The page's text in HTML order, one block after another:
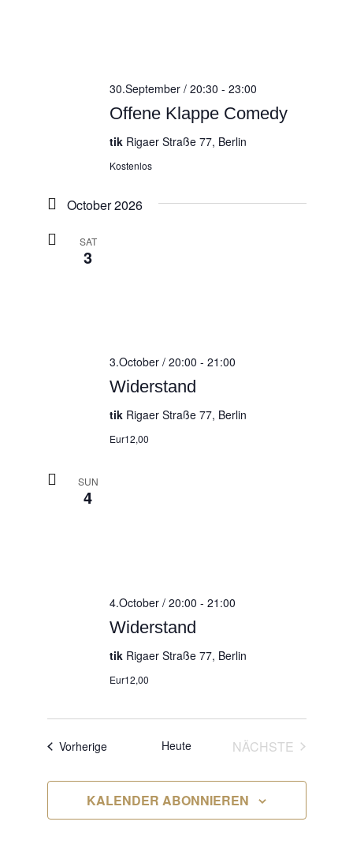
Offene Klappe Comedy
30.September / 20:30 - 23:00
tik Rigaer Straße 77, Berlin
Kostenlos
October 2026
SAT
3
Widerstand
3.October / 20:00 - 21:00
tik Rigaer Straße 77, Berlin
Eur12,00
SUN
4
Widerstand
4.October / 20:00 - 21:00
tik Rigaer Straße 77, Berlin
Eur12,00
VorherigeVeranstaltungen
Heute NÄCHSTE
KALENDER ABONNIEREN